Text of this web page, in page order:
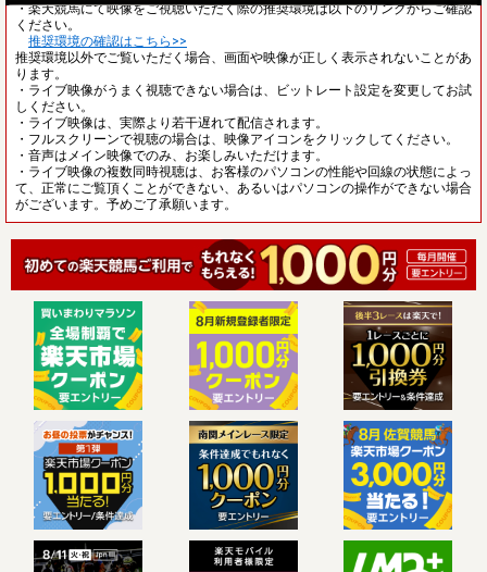
・楽天競馬にて映像をご視聴いただく際の推奨環境は以下のリンクからご確認
ください。
推奨環境の確認はこちら>>
推奨環境以外でご覧いただく場合、画面や映像が正しく表示されないことがあ
ります。
・ライブ映像がうまく視聴できない場合は、ビットレート設定を変更してお試
しください。
・ライブ映像は、実際より若干遅れて配信されます。
・フルスクリーンで視聴の場合は、映像アイコンをクリックしてください。
・音声はメイン映像でのみ、お楽しみいただけます。
・ライブ映像の複数同時視聴は、お客様のパソコンの性能や回線の状態によっ
て、正常にご覧頂くことができない、あるいはパソコンの操作ができない場合
がございます。予めご了承願います。